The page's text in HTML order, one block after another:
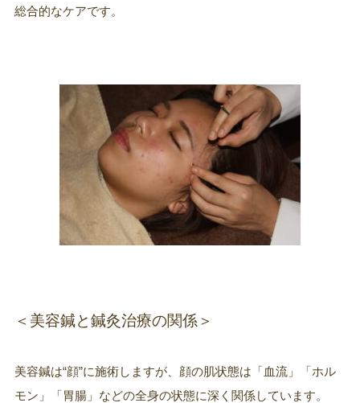
総合的なケアです。
＜美容鍼と鍼灸治療の関係＞
美容鍼は“顔”に施術しますが、顔の肌状態は「血流」「ホル
モン」「胃腸」などの全身の状態に深く関係しています。